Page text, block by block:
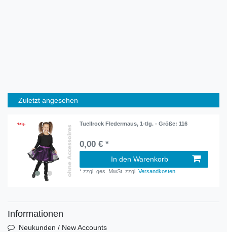
Zuletzt angesehen
Tuellrock Fledermaus, 1-tlg. - Größe: 116
0,00 € *
In den Warenkorb
*zzgl. ges. MwSt. zzgl.Versandkosten
Informationen
Neukunden / New Accounts